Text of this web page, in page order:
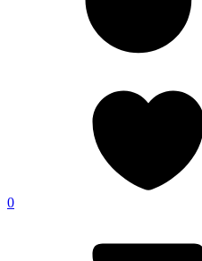
0